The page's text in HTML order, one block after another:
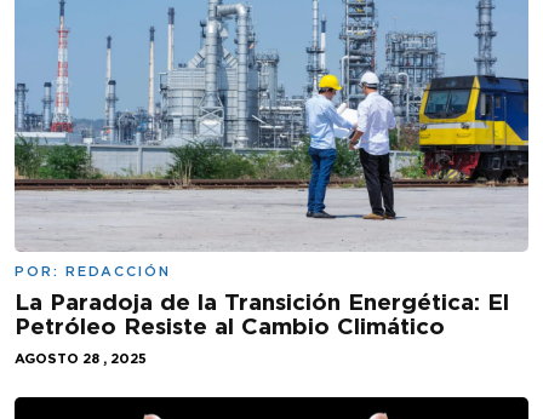
POR: REDACCIÓN
La Paradoja de la Transición Energética: El
Petróleo Resiste al Cambio Climático
AGOSTO 28 , 2025